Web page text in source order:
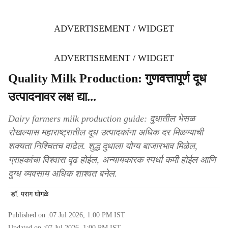
ADVERTISEMENT / WIDGET
ADVERTISEMENT / WIDGET
Quality Milk Production: गुणवत्तापूर्ण दूध
उत्पादनावर लक्ष द्या...
Dairy farmers milk production guide: दुधातील भेसळ
रोखल्यास महाराष्ट्रातील दूध उत्पादकांना अधिक दर मिळण्याची
शक्यता निश्चितच वाढेल. शुद्ध दुधाला योग्य बाजारभाव मिळेल,
ग्राहकांचा विश्वास दृढ होईल, अन्यायकारक स्पर्धा कमी होईल आणि
दुग्ध व्यवसाय अधिक शाश्वत बनेल.
डॉ. पराग घोगळे
Published on :07 Jul 2026, 1:00 PM IST